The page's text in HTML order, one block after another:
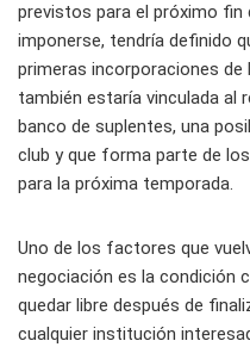
previstos para el próximo fin
imponerse, tendría definido
primeras incorporaciones de
también estaría vinculada al
banco de suplentes, una
club y que forma parte de
para la próxima temporada.
Uno de los factores que
negociación es la condición
quedar libre después de
cualquier institución